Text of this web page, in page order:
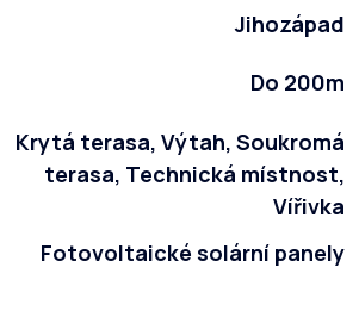
Jihozápad
Do 200m
Krytá terasa, Výtah, Soukromá
terasa, Technická místnost,
Vířivka
Fotovoltaické solární panely